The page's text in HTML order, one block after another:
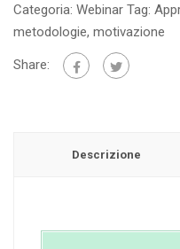
Categoria: Webinar Tag:
metodologie, motivazione
Share:
Descrizione